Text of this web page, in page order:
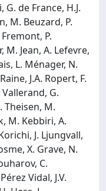
de France, H.J.
M. Beuzard, P.
P.
M. Jean, A. Lefevre,
L. Ménager, N.
J.A. Ropert, F.
G.
Theisen, M.
M. Kebbiri, A.
J. Ljungvall,
X. Grave, N.
C.
Vidal, J.V.